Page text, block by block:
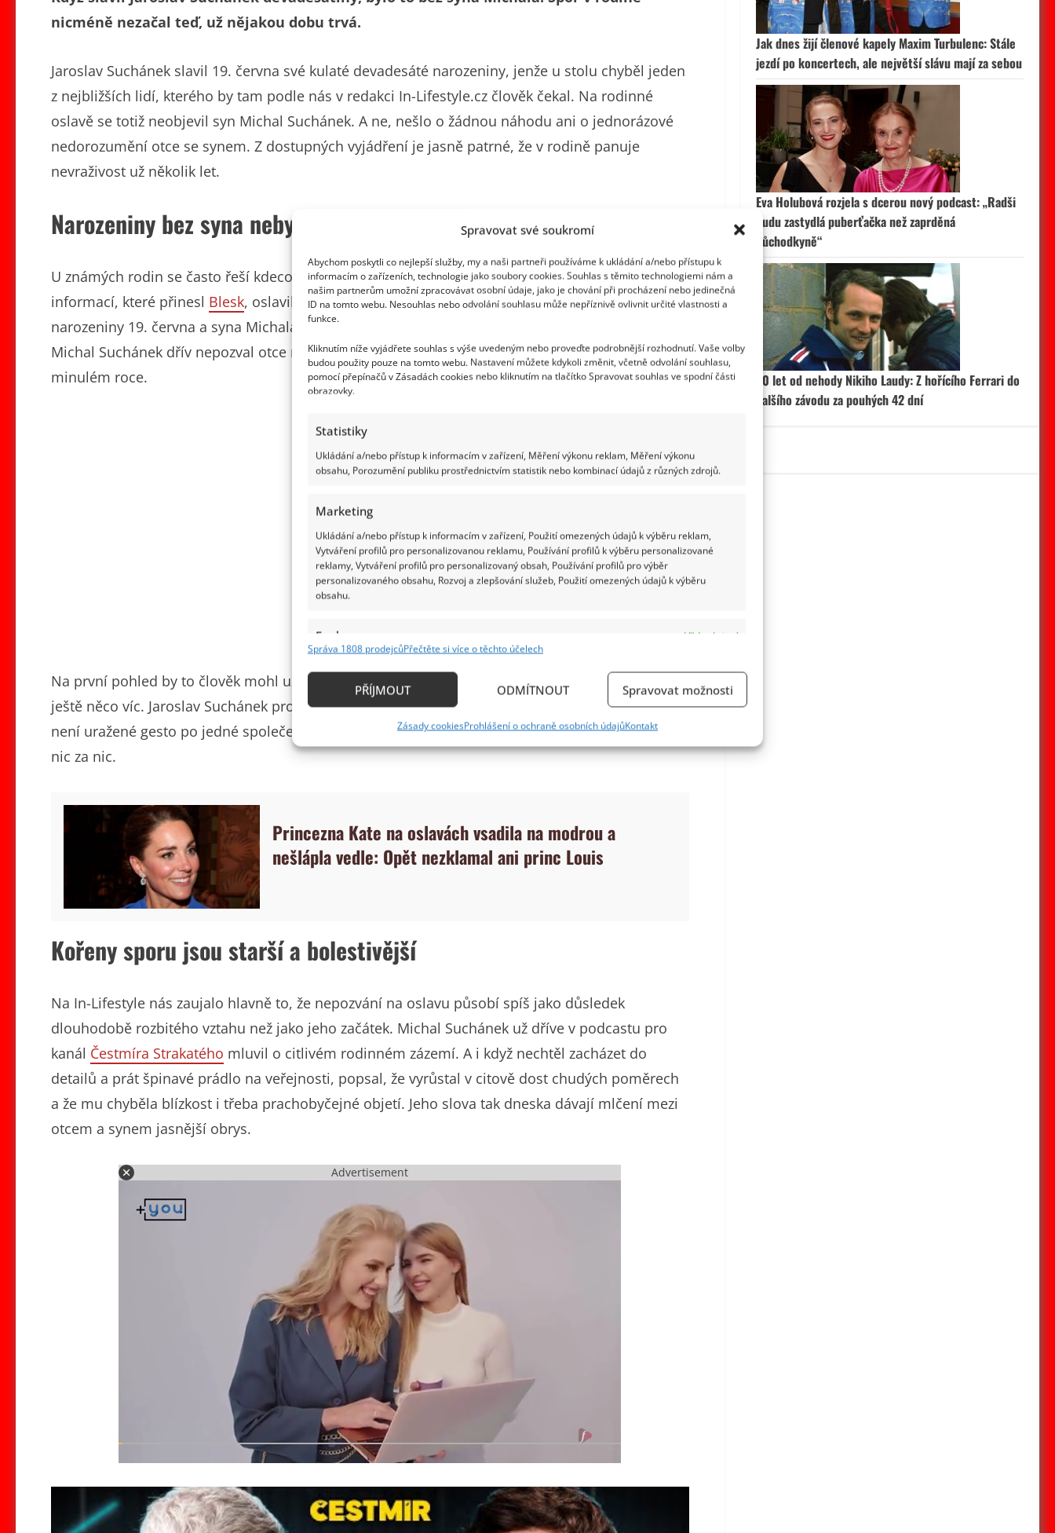
Spravovat své soukromí
Abychom poskytli co nejlepší služby, my a naši partneři používáme k ukládání a/nebo přístupu k
informacím o zařízeních, technologie jako soubory cookies. Souhlas s těmito technologiemi nám a
našim partnerům umožní zpracovávat osobní údaje, jako je chování při procházení nebo jedinečná
ID na tomto webu. Nesouhlas nebo odvolání souhlasu může nepříznivě ovlivnit určité vlastnosti a
funkce.
Kliknutím níže vyjádřete souhlas s výše uvedeným nebo proveďte podrobnější rozhodnutí. Vaše volby
budou použity pouze na tomto webu. Nastavení můžete kdykoli změnit, včetně odvolání souhlasu,
pomocí přepínačů v Zásadách cookies nebo kliknutím na tlačítko Spravovat souhlas ve spodní části
obrazovky.
Statistiky
Ukládání a/nebo přístup k informacím v zařízení, Měření výkonu reklam, Měření výkonu
obsahu, Porozumění publiku prostřednictvím statistik nebo kombinací údajů z různých zdrojů.
Marketing
Ukládání a/nebo přístup k informacím v zařízení, Použití omezených údajů k výběru reklam,
Vytváření profilů pro personalizovanou reklamu, Používání profilů k výběru personalizované
reklamy, Vytváření profilů pro personalizovaný obsah, Používání profilů pro výběr
personalizovaného obsahu, Rozvoj a zlepšování služeb, Použití omezených údajů k výběru
obsahu.
Funkce
Vždy aktivní
Identifikace zařízení na základě automaticky přenášených informací.
základě aktivně požadovaných informací.
Správa 1808 prodejcůPřečtěte si více o těchto účelech
PŘÍJMOUT ODMÍTNOUT Spravovat možnosti
Zásady cookiesProhlášení o ochraně osobních údajůKontakt
nicméně nezačal teď, už nějakou dobu trvá.
Jaroslav Suchánek slavil 19. června své kulaté devadesáté narozeniny, jenže u stolu chyběl jeden
z nejbližších lidí, kterého by tam podle nás v redakci In-Lifestyle.cz člověk čekal. Na rodinné
oslavě se totiž neobjevil syn Michal Suchánek. A ne, nešlo o žádnou náhodu ani o jednorázové
nedorozumění otce se synem. Z dostupných vyjádření je jasně patrné, že v rodině panuje
nevraživost už několik let.
Narozeniny bez syna nebyly náhodou
U známých rodin se často řeší kdeco, nicméně v tomto případě nejde o drobnost. Podle
informací, které přinesl Blesk, oslavil bývalý sportovní komentátor Jaroslav Suchánek své 90.
narozeniny 19. června a syna Michala na jejich oslavu nepozval. Důvod se zdá jednoduchý:
Michal Suchánek dřív nepozval otce na svatbu své dcery Bereniky Suchánkové, která se vdala v
minulém roce.
Na první pohled by to člověk mohl uzavřít jako rodinnou odplatu. Jenže podle všeho je za tím
ještě něco víc. Jaroslav Suchánek pro stejný zdroj uvedl, že s ním syn už tři roky nemluví. To už
není uražené gesto po jedné společenské akci. To je stav, který se v rodině neobjevil jen tak pro
nic za nic.
Princezna Kate na oslavách vsadila na modrou a
nešlápla vedle: Opět nezklamal ani princ Louis
Kořeny sporu jsou starší a bolestivější
Na In-Lifestyle nás zaujalo hlavně to, že nepozvání na oslavu působí spíš jako důsledek
dlouhodobě rozbitého vztahu než jako jeho začátek. Michal Suchánek už dříve v podcastu pro
kanál Čestmíra Strakatého mluvil o citlivém rodinném zázemí. A i když nechtěl zacházet do
detailů a prát špinavé prádlo na veřejnosti, popsal, že vyrůstal v citově dost chudých poměrech
a že mu chyběla blízkost i třeba prachobyčejné objetí. Jeho slova tak dneska dávají mlčení mezi
otcem a synem jasnější obrys.
Advertisement
Jak dnes žijí členové kapely Maxim Turbulenc: Stále
jezdí po koncertech, ale největší slávu mají za sebou
Eva Holubová rozjela s dcerou nový podcast: „Radši
budu zastydlá puberťačka než zaprděná
důchodkyně“
50 let od nehody Nikiho Laudy: Z hořícího Ferrari do
dalšího závodu za pouhých 42 dní